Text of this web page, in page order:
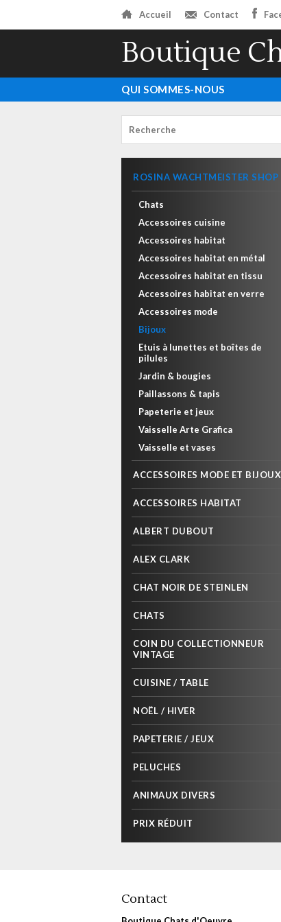
Accueil Contact
Boutique
QUI SOMMES-NOUS
ROSINA WACHTMEISTER SHOP
Chats
Accessoires cuisine
Accessoires habitat
Accessoires habitat en métal
Accessoires habitat en tissu
Accessoires habitat en verre
Accessoires mode
Bijoux
Etuis à lunettes et boîtes de
pilules
Jardin & bougies
Paillassons & tapis
Papeterie et jeux
Vaisselle Arte Grafica
Vaisselle et vases
ACCESSOIRES MODE ET BIJOUX
ACCESSOIRES HABITAT
ALBERT DUBOUT
ALEX CLARK
CHAT NOIR DE STEINLEN
CHATS
COIN DU COLLECTIONNEUR
VINTAGE
CUISINE / TABLE
NOËL / HIVER
PAPETERIE / JEUX
PELUCHES
ANIMAUX DIVERS
PRIX RÉDUIT
Contact